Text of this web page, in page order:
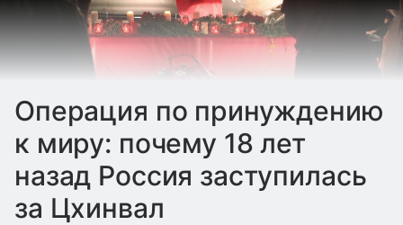
Операция по принуждению
к миру: почему 18 лет
назад Россия заступилась
за Цхинвал